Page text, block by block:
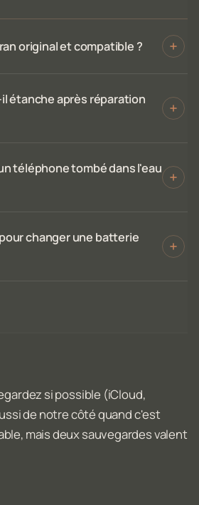
original et compatible ?
étanche après réparation
téléphone tombé dans l'eau
changer une batterie
si possible (iCloud,
de notre côté quand c'est
mais deux sauvegardes valent